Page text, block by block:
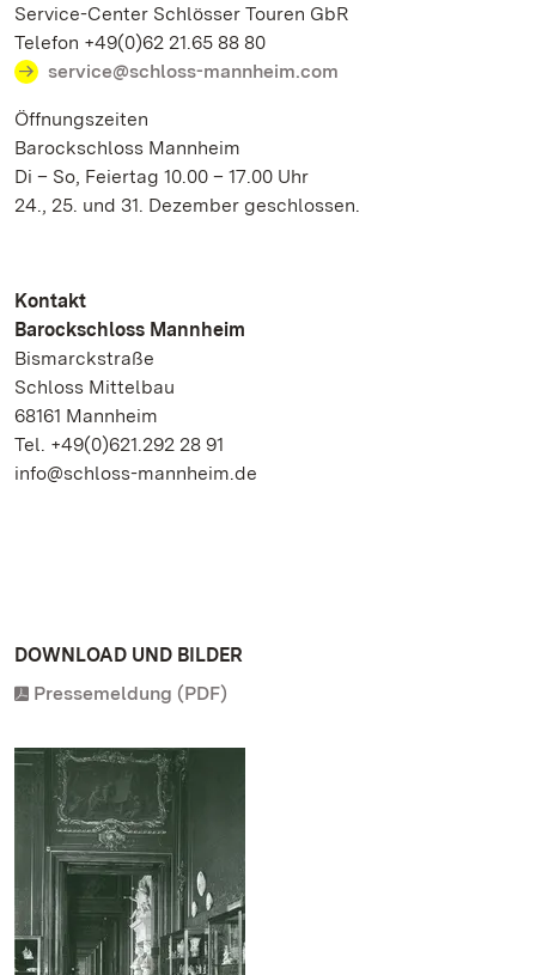
Service-Center Schlösser Touren GbR
Telefon +49(0)62 21.65 88 80
service@schloss-mannheim.com
Öffnungszeiten
Barockschloss Mannheim
Di – So, Feiertag 10.00 – 17.00 Uhr
24., 25. und 31. Dezember geschlossen.
Kontakt
Barockschloss Mannheim
Bismarckstraße
Schloss Mittelbau
68161 Mannheim
Tel. +49(0)621.292 28 91
info@schloss-mannheim.de
DOWNLOAD UND BILDER
Pressemeldung (PDF)